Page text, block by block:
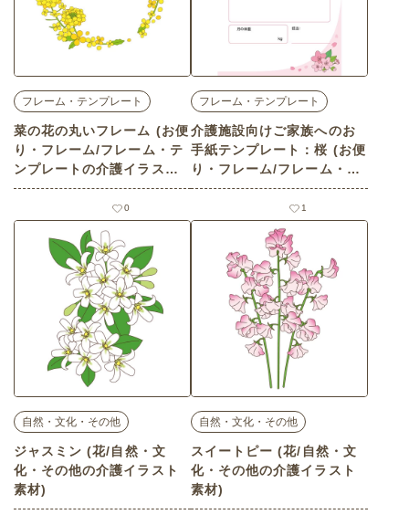
フレーム・テンプレート
菜の花の丸いフレーム (お便
り・フレーム/フレーム・テ
ンプレートの介護イラスト
素材)
0
フレーム・テンプレート
介護施設向けご家族へのお
手紙テンプレート：桜 (お便
り・フレーム/フレーム・テ
ンプレートの介護イラスト
1
自然・文化・その他
ジャスミン (花/自然・文
化・その他の介護イラスト
素材)
自然・文化・その他
スイートピー (花/自然・文
化・その他の介護イラスト
素材)